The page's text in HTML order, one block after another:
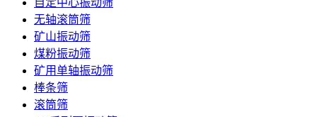
自定中心振动筛
无轴滚筒筛
矿山振动筛
煤粉振动筛
矿用单轴振动筛
棒条筛
滚筒筛